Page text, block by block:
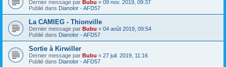
Dernier message par Bubu « 09 nov. 2019, 09:37
Publié dans Dianolor - AFD57
La CAMIEG - Thionville
Dernier message par Bubu « 04 août 2019, 09:54
Publié dans Dianolor - AFD57
Sortie à Kirwiller
Dernier message par Bubu « 27 juil. 2019, 11:16
Publié dans Dianolor - AFD57